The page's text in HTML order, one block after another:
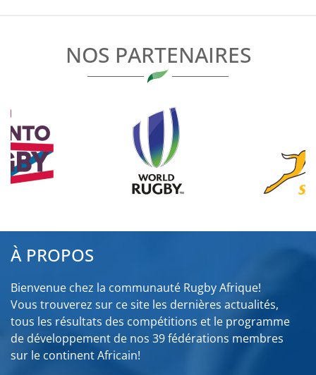
NOS PARTENAIRES
À PROPOS
Bienvenue chez la communauté Rugby Afrique!
Vous trouverez sur ce site les dernières actualités,
tous les résultats des compétitions et le programme
de développement de nos 39 fédérations membres
sur le continent Africain!